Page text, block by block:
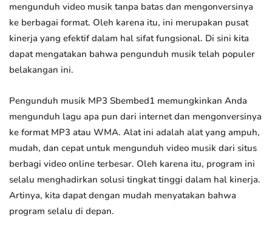
mengunduh video musik tanpa batas dan mengonversinya
ke berbagai format. Oleh karena itu, ini merupakan pusat
kinerja yang efektif dalam hal sifat fungsional. Di sini kita
dapat mengatakan bahwa pengunduh musik telah populer
belakangan ini.
Pengunduh musik MP3 Sbembed1 memungkinkan Anda
mengunduh lagu apa pun dari internet dan mengonversinya
ke format MP3 atau WMA. Alat ini adalah alat yang ampuh,
mudah, dan cepat untuk mengunduh video musik dari situs
berbagi video online terbesar. Oleh karena itu, program ini
selalu menghadirkan solusi tingkat tinggi dalam hal kinerja.
Artinya, kita dapat dengan mudah menyatakan bahwa
program selalu di depan.